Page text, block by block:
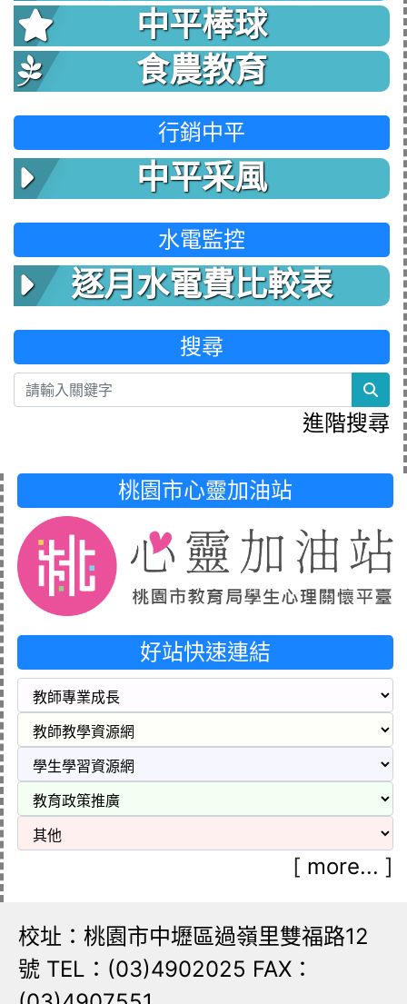
中平棒球
食農教育
行銷中平
中平采風
水電監控
逐月水電費比較表
搜尋
進階搜尋
桃園市心靈加油站
好站快速連結
[ more... ]
校址：桃園市中壢區過嶺里雙福路12
號 TEL：(03)4902025 FAX：